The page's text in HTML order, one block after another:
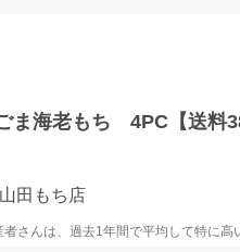
ま海老もち 4PC【送料
田もち店
さんは、過去1年間で平均して特に高